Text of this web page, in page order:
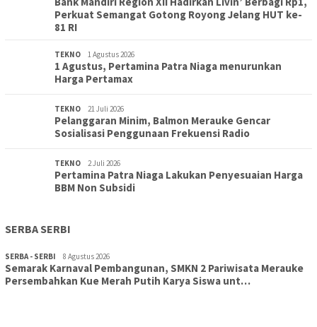
Perkuat Semangat Gotong Royong Jelang HUT ke-
81 RI
TEKNO 1 Agustus 2026
1 Agustus, Pertamina Patra Niaga menurunkan
Harga Pertamax
TEKNO 21 Juli 2026
Pelanggaran Minim, Balmon Merauke Gencar
Sosialisasi Penggunaan Frekuensi Radio
TEKNO 2 Juli 2026
Pertamina Patra Niaga Lakukan Penyesuaian Harga
BBM Non Subsidi
SERBA SERBI
SERBA - SERBI 8 Agustus 2026
Semarak Karnaval Pembangunan, SMKN 2 Pariwisata Merauke
Persembahkan Kue Merah Putih Karya Siswa unt…
TOPIK 8 Agustus 2026